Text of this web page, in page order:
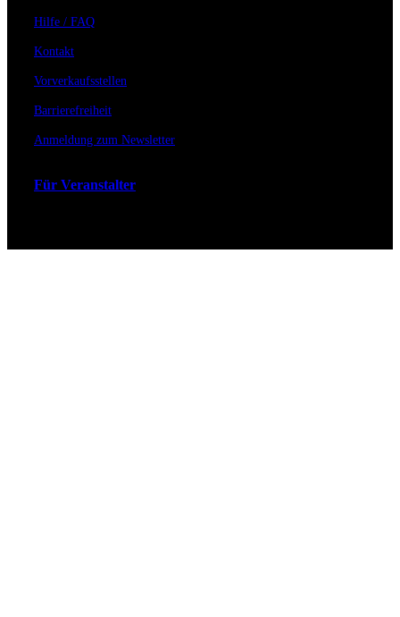
Hilfe / FAQ
Kontakt
Vorverkaufsstellen
Barrierefreiheit
Anmeldung zum Newsletter
Für Veranstalter